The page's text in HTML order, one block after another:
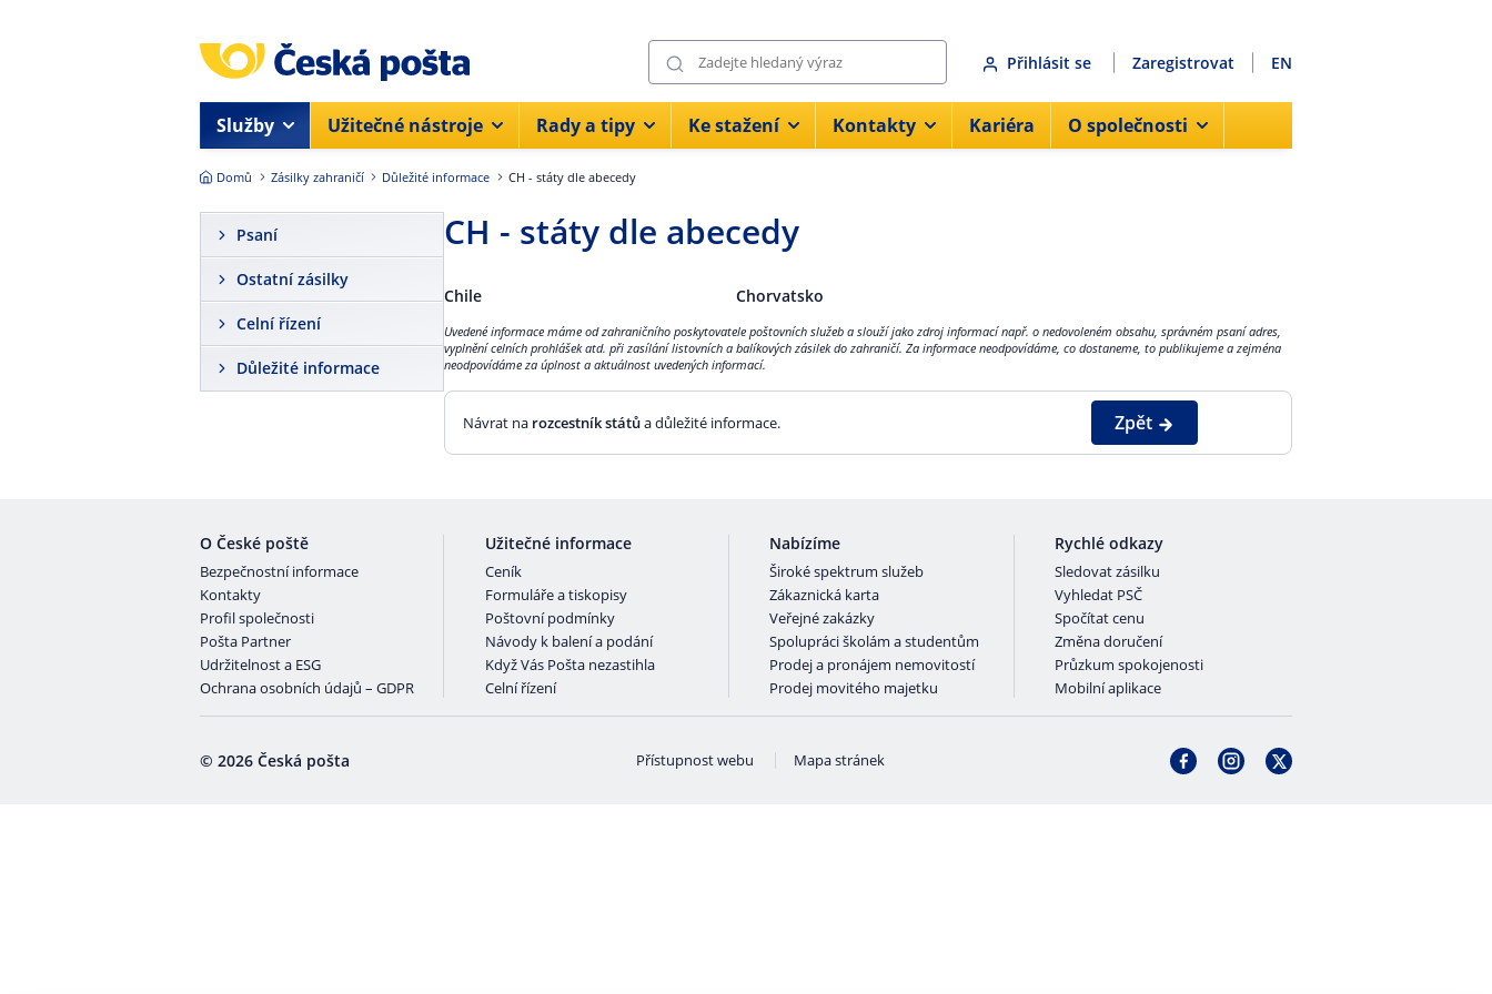
Přihlásit se Zaregistrovat EN
Služby Užitečné nástroje Rady a tipy Ke stažení Kontakty Kariéra O společnosti
Domů Zásilky zahraničí Důležité informace CH - státy dle abecedy
Psaní
Ostatní zásilky
Celní řízení
Důležité informace
CH - státy dle abecedy
Chile Chorvatsko
Uvedené informace máme od zahraničního poskytovatele poštovních služeb a slouží jako zdroj informací např. o nedovoleném obsahu, správném psaní adres,
vyplnění celních prohlášek atd. při zasílání listovních a balíkových zásilek do zahraničí. Za informace neodpovídáme, co dostaneme, to publikujeme a zejména
neodpovídáme za úplnost a aktuálnost uvedených informací.
Návrat na rozcestník státůa důležité informace. Zpět
O České poště
Bezpečnostní informace
Kontakty
Profil společnosti
Pošta Partner
Udržitelnost a ESG
Ochrana osobních údajů – GDPR
Užitečné informace
Ceník
Formuláře a tiskopisy
Poštovní podmínky
Návody k balení a podání
Když Vás Pošta nezastihla
Celní řízení
Nabízíme
Široké spektrum služeb
Zákaznická karta
Veřejné zakázky
Spolupráci školám a studentům
Prodej a pronájem nemovitostí
Prodej movitého majetku
Rychlé odkazy
Sledovat zásilku
Vyhledat PSČ
Spočítat cenu
Změna doručení
Průzkum spokojenosti
Mobilní aplikace
© 2026 Česká pošta Přístupnost webu Mapa stránek